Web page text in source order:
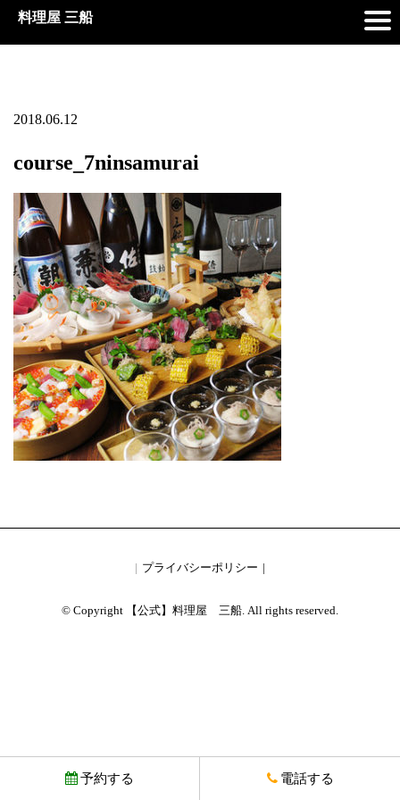
料理屋 三船
2018.06.12
course_7ninsamurai
プライバシーポリシー
© Copyright 【公式】料理屋 三船. All rights reserved.
予約する 電話する